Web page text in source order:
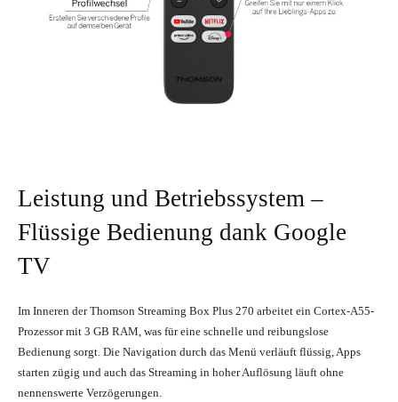
Leistung und Betriebssystem –
Flüssige Bedienung dank Google
TV
Im Inneren der Thomson Streaming Box Plus 270 arbeitet ein Cortex-A55-
Prozessor mit 3 GB RAM, was für eine schnelle und reibungslose
Bedienung sorgt. Die Navigation durch das Menü verläuft flüssig, Apps
starten zügig und auch das Streaming in hoher Auflösung läuft ohne
nennenswerte Verzögerungen.